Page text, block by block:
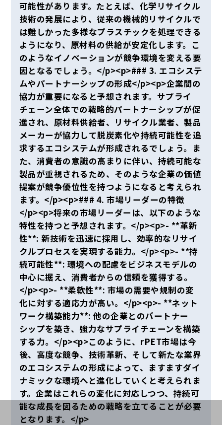
可能性があります。たとえば、化学リサイクル
技術の発展により、従来の機械的リサイクルで
は難しかった多様なプラスチックを処理できる
ようになり、原材料の供給が安定化します。こ
のようなイノベーションが競争環境を変える要
因となるでしょう。</p><p>### 3. エコシステ
ムやパートナーシップの形成</p><p>企業間の
協力が重要になると予想されます。サプライ
チェーン全体での戦略的パートナーシップが促
進され、原材料供給者、リサイクル業者、製品
メーカーが協力して脱炭素化や持続可能性を追
求するエコシステムが形成されるでしょう。ま
た、消費者の意識の高まりに伴い、持続可能な
製品が重視されるため、そのような企業の価値
提案が競争優位性を持つようになると考えられ
ます。</p><p>### 4. 市場リーダーの特徴
</p><p>将来の市場リーダーは、以下のような
特性を持つと予想されます。</p><p>- **革新
性**: 新技術を迅速に採用し、効率的なリサイ
クルプロセスを実現する能力。</p><p>- **持
続可能性**: 環境への配慮をビジネスモデルの
中心に据え、消費者からの信頼を獲得する。
</p><p>- **柔軟性**: 市場の需要や規制の変
化に対する適応力が高い。</p><p>- **ネット
ワーク構築能力**: 他の企業とのパートナー
シップを築き、強力なサプライチェーンを構築
する力。</p><p>このように、rPET市場は今
後、高度な競争、技術革新、そして新たな業界
のエコシステムの形成によって、ますますダイ
ナミックな環境へと進化していくと考えられま
す。企業はこれらの変化に対応しつつ、持続可
能な成長を図るための戦略を立てることが必要
となります。</p>